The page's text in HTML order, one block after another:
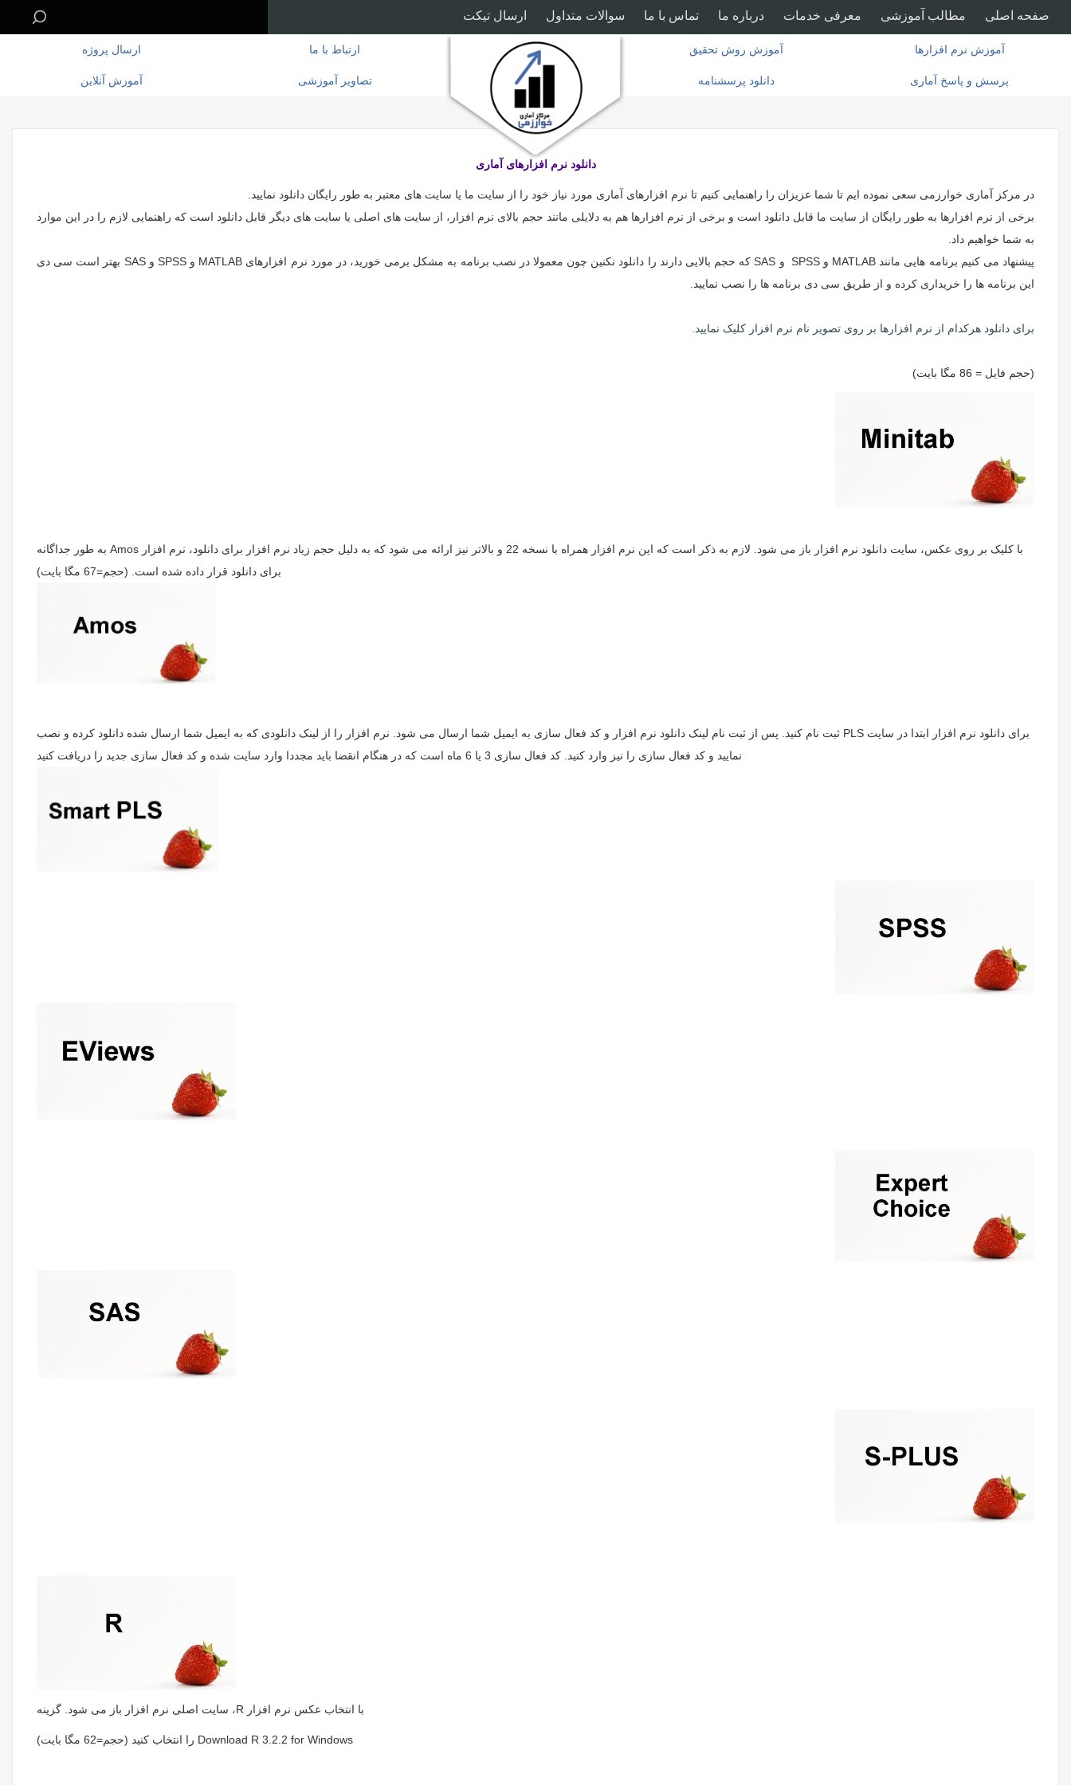
صفحه اصلی مطالب آموزشی معرفی خدمات درباره ما تماس با ما سوالات متداول ارسال تیکت
آموزش نرم افزارها آموزش روش تحقیق
پرسش و پاسخ آماری دانلود پرسشنامه
ارتباط با ما ارسال پروژه
تصاویر آموزشی آموزش آنلاین
دانلود نرم افزارهای آماری
در مرکز آماری خوارزمی سعی نموده ایم تا شما عزیزان را راهنمایی کنیم تا نرم افزارهای آماری مورد نیاز خود را از سایت ما یا سایت های معتبر به طور رایگان دانلود نمایید.
برخی از نرم افزارها به طور رایگان از سایت ما قابل دانلود است و برخی از نرم افزارها هم به دلایلی مانند حجم بالای نرم افزار، از سایت های اصلی یا سایت های دیگر قابل دانلود است که راهنمایی لازم را در این موارد
به شما خواهیم داد.
پیشنهاد می کنیم برنامه هایی مانند MATLAB و SPSS و SAS که حجم بالایی دارند را دانلود نکنین چون معمولا در نصب برنامه به مشکل برمی خورید، در مورد نرم افزارهای
MATLAB و SPSS و SAS
بهتر است سی دی
این برنامه ها را خریداری کرده و از طریق سی دی برنامه ها را نصب نمایید.
برای دانلود هرکدام از نرم افزارها بر روی تصویر نام نرم افزار کلیک نمایید.
(حجم فایل = 86 مگا بایت)
با کلیک بر روی عکس، سایت دانلود نرم افزار باز می شود. لازم به ذکر است که این نرم افزار همراه با نسخه 22 و بالاتر نیز ارائه می شود که به دلیل حجم زیاد نرم افزار برای دانلود، نرم افزار Amos به طور جداگانه
برای دانلود قرار داده شده است. (حجم=67 مگا بایت)
برای دانلود نرم افزار ابتدا در سایت PLS ثبت نام کنید. پس از ثبت نام لینک دانلود نرم افزار و کد فعال سازی به ایمیل شما ارسال می شود. نرم افزار را از لینک دانلودی که به ایمیل شما ارسال شده دانلود کرده و نصب
نمایید و کد فعال سازی را نیز وارد کنید. کد فعال سازی 3 یا 6 ماه است که در هنگام انقضا باید مجددا وارد سایت شده و کد فعال سازی جدید را دریافت کنید
با انتخاب عکس نرم افزار R، سایت اصلی نرم افزار باز می شود. گزینه
Download R 3.2.2 for Windows را انتخاب کنید (حجم=62 مگا بایت)